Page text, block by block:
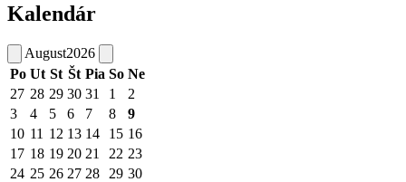
Kalendár
August2026
Po Ut St Št Pia So Ne
27 28 29 30 31 1
2
3
4 5 6 7 8
9
10 11 12 13 14 15 16
17 18 19 20 21 22 23
24 25 26 27 28 29 30